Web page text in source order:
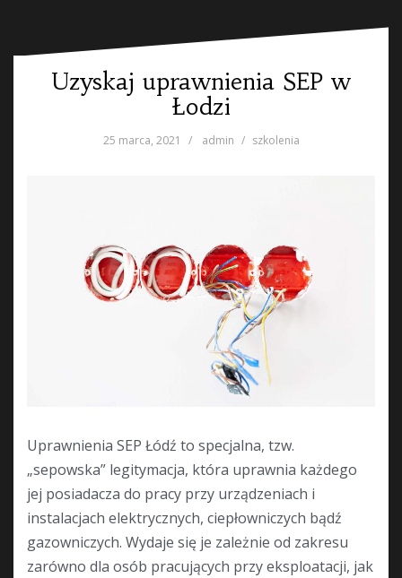
Uzyskaj uprawnienia SEP w
Łodzi
25 marca, 2021 admin szkolenia
Uprawnienia SEP Łódź to specjalna, tzw.
„sepowska” legitymacja, która uprawnia każdego
jej posiadacza do pracy przy urządzeniach i
instalacjach elektrycznych, ciepłowniczych bądź
gazowniczych. Wydaje się je zależnie od zakresu
zarówno dla osób pracujących przy eksploatacji, jak